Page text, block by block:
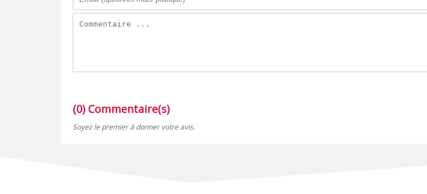
(0) Commentaire(s)
Soyez le premier à donner votre avis.